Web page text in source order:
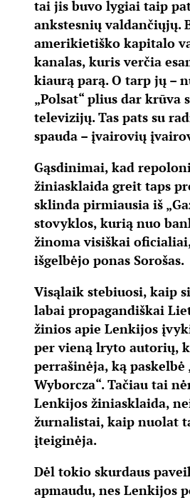
tai jis buvo lygiai taip
ankstesnių valdančiųjų.
amerikietiško kapitalo
kanalas, kuris verčia
kiaurą parą. O tarp jų –
„Polsat“ plius dar krūva
televizijų. Tas pats su
spauda – įvairovių
Gąsdinimai, kad
žiniasklaida greit taps
sklinda pirmiausia iš
stovyklos, kurią nuo
žinoma visiškai
išgelbėjo ponas Sorošas.
Visąlaik stebiuosi, kaip
labai propagandiškai
žinios apie Lenkijos
per vieną lryto autorių,
perrašinėja, ką paskelbė
Wyborcza“. Tačiau tai
Lenkijos žiniasklaida,
žurnalistai, kaip nuolat
įteiginėja.
Dėl tokio skurdaus
apmaudu, nes Lenkijos